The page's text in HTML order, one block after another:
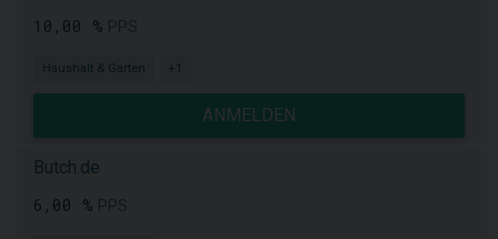
10,00 %
Haushalt & Garten +1
ANMELDEN
Butch.de
6,00 %